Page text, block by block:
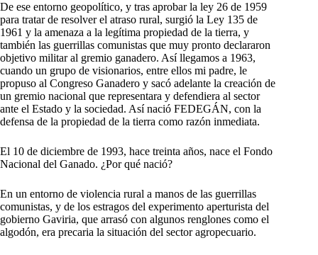
De ese entorno geopolítico, y tras aprobar la ley 26 de 1959
para tratar de resolver el atraso rural, surgió la Ley 135 de
1961 y la amenaza a la legítima propiedad de la tierra, y
también las guerrillas comunistas que muy pronto declararon
objetivo militar al gremio ganadero. Así llegamos a 1963,
cuando un grupo de visionarios, entre ellos mi padre, le
propuso al Congreso Ganadero y sacó adelante la creación de
un gremio nacional que representara y defendiera al sector
ante el Estado y la sociedad. Así nació FEDEGÁN, con la
defensa de la propiedad de la tierra como razón inmediata.
El 10 de diciembre de 1993, hace treinta años, nace el Fondo
Nacional del Ganado. ¿Por qué nació?
En un entorno de violencia rural a manos de las guerrillas
comunistas, y de los estragos del experimento aperturista del
gobierno Gaviria, que arrasó con algunos renglones como el
algodón, era precaria la situación del sector agropecuario.